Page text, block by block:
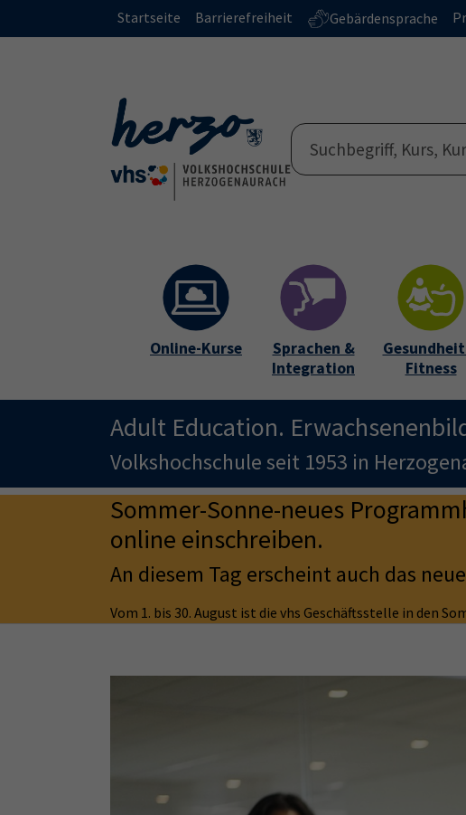
Skip to main content
Skip to page footerStartseite Barrierefreiheit Gebärdensprache
Online-Kurse
Sprachen &
Integration
Fitness
Adult Education.
Volkshochschule seit 1953 in
Sommer-Sonne-neues
online einschreiben.
An diesem Tag erscheint auch das
Vom 1. bis 30. August ist die vhs Geschäftsstelle in den